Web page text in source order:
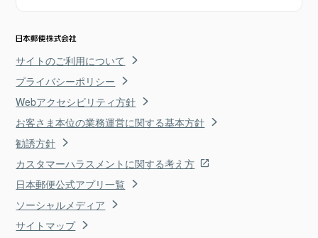
サイトのご利用について
プライバシーポリシー
Webアクセシビリティ方針
お客さま本位の業務運営に関する基本方針
勧誘方針
カスタマーハラスメントに関する考え方
日本郵便公式アプリ一覧
ソーシャルメディア
サイトマップ